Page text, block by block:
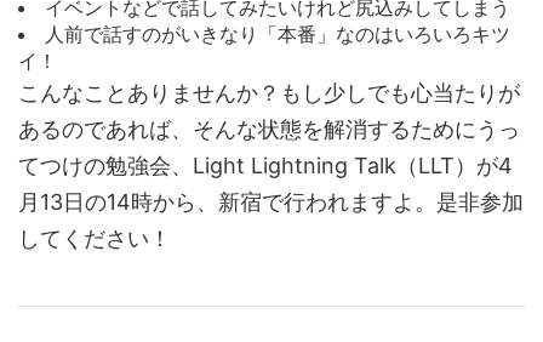
イベントなどで話してみたいけれど尻込みしてしまう
人前で話すのがいきなり「本番」なのはいろいろキツ
イ！
こんなことありませんか？もし少しでも心当たりが
あるのであれば、そんな状態を解消するためにうっ
てつけの勉強会、Light Lightning Talk（LLT）が4
月13日の14時から、新宿で行われますよ。是非参加
してください！